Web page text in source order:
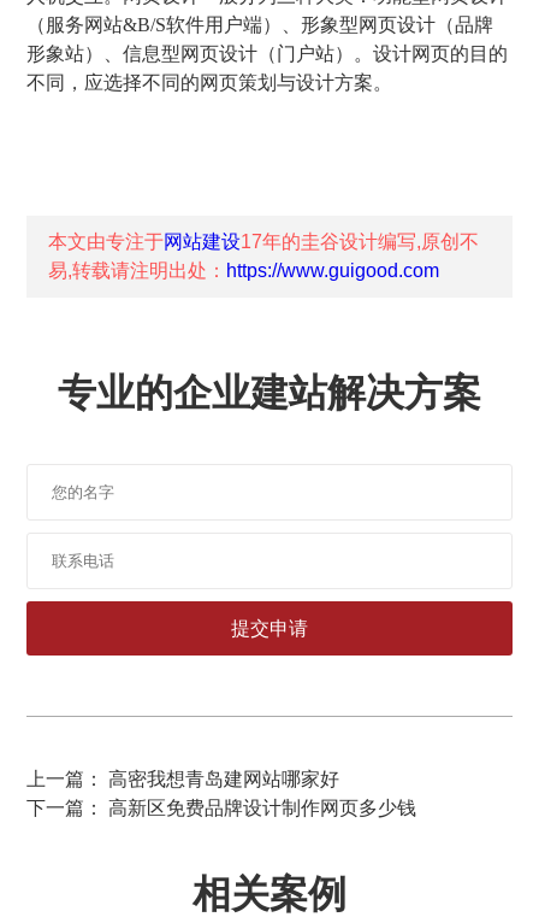
（服务网站&B/S软件用户端）、形象型网页设计（品牌
形象站）、信息型网页设计（门户站）。设计网页的目的
不同，应选择不同的网页策划与设计方案。
本文由专注于网站建设17年的圭谷设计编写,原创不
易,转载请注明出处： https://www.guigood.com
专业的企业建站解决方案
上一篇： 高密我想青岛建网站哪家好
下一篇： 高新区免费品牌设计制作网页多少钱
相关案例